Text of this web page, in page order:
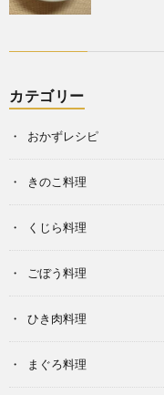
カテゴリー
おかずレシピ
きのこ料理
くじら料理
ごぼう料理
ひき肉料理
まぐろ料理